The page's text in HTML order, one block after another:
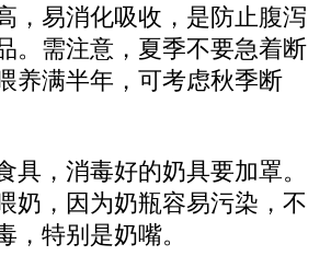
，易消化吸收，是防止腹泻
。需注意，夏季不要急着断
养满半年，可考虑秋季断
具，消毒好的奶具要加罩。
奶，因为奶瓶容易污染，不
，特别是奶嘴。